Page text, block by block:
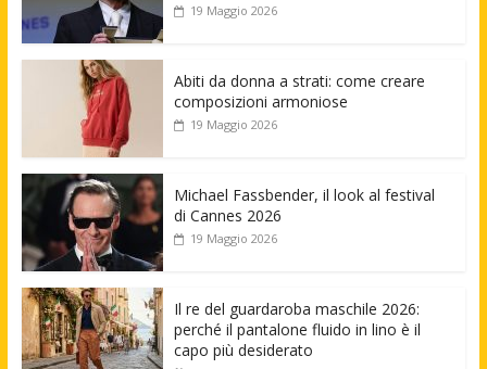
19 Maggio 2026
Abiti da donna a strati: come creare
composizioni armoniose
19 Maggio 2026
Michael Fassbender, il look al festival
di Cannes 2026
19 Maggio 2026
Il re del guardaroba maschile 2026:
perché il pantalone fluido in lino è il
capo più desiderato